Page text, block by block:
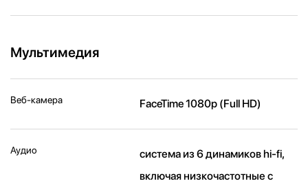
Мультимедия
Веб-камера FaceTime 1080p (Full HD)
Аудио
система из 6 динамиков hi-fi,
включая низкочастотные с